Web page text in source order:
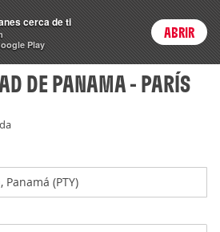
Login
DE PANAMA - PARÍS
cerca de ti
Play
ABRIR